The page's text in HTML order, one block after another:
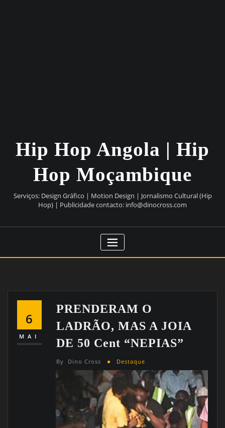
Hip Hop Angola | Hip
Hop Moçambique
Serviços: Design Gráfico | Motion Design | Jornalismo Cultural (Hip
Hop) | Publicidade contacto: info@dinocross.com
6
MAI
PRENDERAM O
LADRÃO, MAS A JOIA
DE 50 Cent “NEPIAS”
By Dino Cross Destaque